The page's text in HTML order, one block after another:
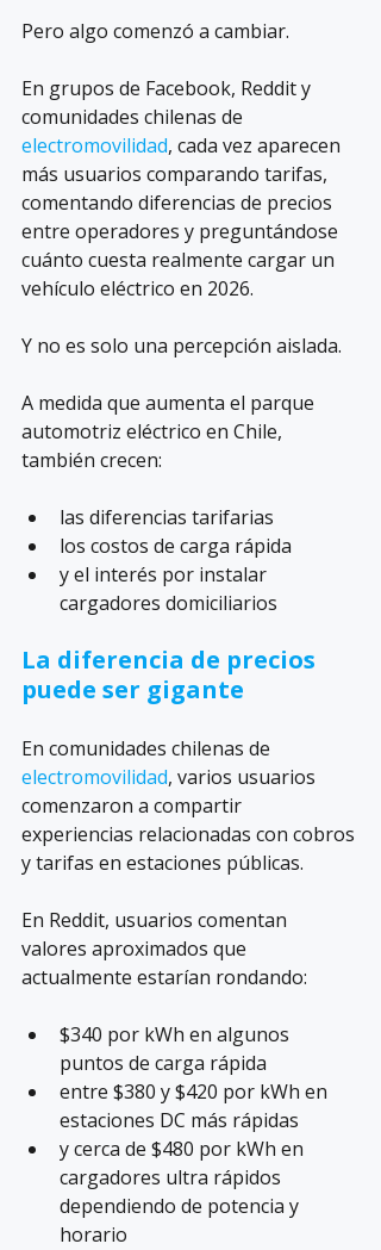
Pero algo comenzó a cambiar.
En grupos de Facebook, Reddit y
comunidades chilenas de
electromovilidad, cada vez aparecen
más usuarios comparando tarifas,
comentando diferencias de precios
entre operadores y preguntándose
cuánto cuesta realmente cargar un
vehículo eléctrico en 2026.
Y no es solo una percepción aislada.
A medida que aumenta el parque
automotriz eléctrico en Chile,
también crecen:
las diferencias tarifarias
los costos de carga rápida
y el interés por instalar
cargadores domiciliarios
La diferencia de precios
puede ser gigante
En comunidades chilenas de
electromovilidad, varios usuarios
comenzaron a compartir
experiencias relacionadas con cobros
y tarifas en estaciones públicas.
En Reddit, usuarios comentan
valores aproximados que
actualmente estarían rondando:
$340 por kWh en algunos
puntos de carga rápida
entre $380 y $420 por kWh en
estaciones DC más rápidas
y cerca de $480 por kWh en
cargadores ultra rápidos
dependiendo de potencia y
horario